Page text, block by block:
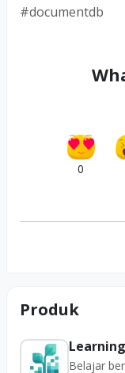
#documentdb
0
Produk
Learning
Belajar